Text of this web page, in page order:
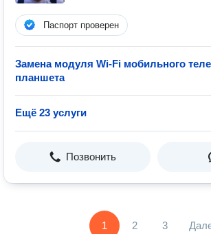
Паспорт проверен
Замена модуля Wi-Fi мобильного
планшета
Ещё 23 услуги
Позвонить
1 2 3